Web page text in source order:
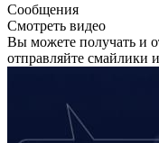
Сообщения
Смотреть видео
Вы можете получать и
отправляйте смайлики